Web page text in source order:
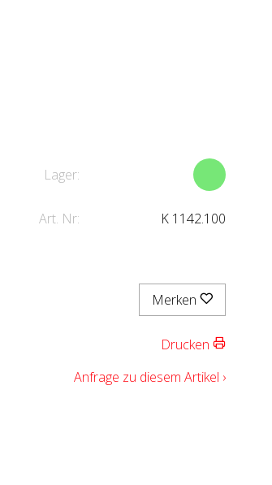
Lager:
Art. Nr: K 1142.100
Merken
Drucken
Anfrage zu diesem Artikel ›